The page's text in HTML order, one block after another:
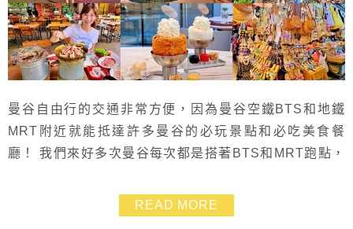
曼谷自由行的交通非常方便，因為曼谷空鐵BTS和地鐵
MRT附近就能抵達許多曼谷的必玩景點和必吃美食餐
廳！ 我們來好多次曼谷每次都是搭著BTS和MRT跑點，
天狂跑好幾個景點！這篇幫大家介紹曼谷捷運地鐵的周圍
景點，吃的喝的買的逛的通通報給你，還有離曼谷捷運站
READ MORE